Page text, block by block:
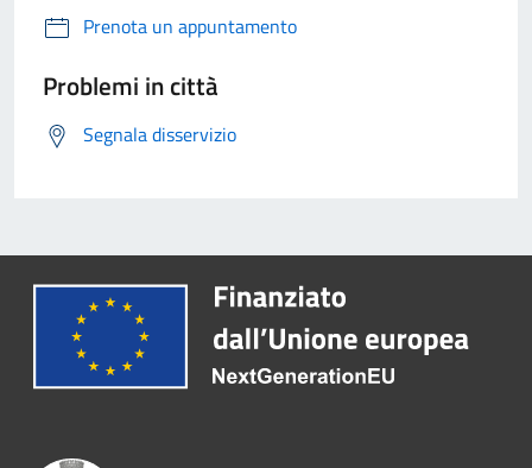
Prenota un appuntamento
Problemi in città
Segnala disservizio